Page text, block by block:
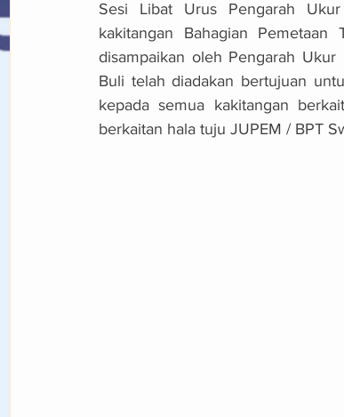
Sesi Libat Urus Pengarah
kakitangan Bahagian
disampaikan oleh Pengarah
Buli telah diadakan bertujuan
kepada semua kakitangan
berkaitan hala tuju JUPEM / BPT